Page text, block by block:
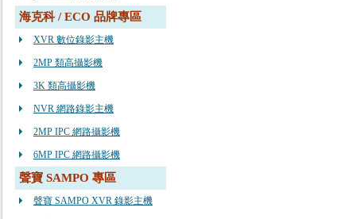
海克科 / ECO 品牌專區
XVR 數位錄影主機
2MP 類高攝影機
3K 類高攝影機
NVR 網路錄影主機
2MP IPC 網路攝影機
6MP IPC 網路攝影機
聲寶 SAMPO 專區
聲寶 SAMPO XVR 錄影主機